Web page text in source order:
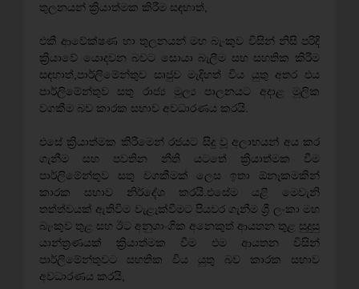
තුලනයන් ක්‍රියාත්මක කිරීම සඳහාත්,
එකී ආවේක්ෂණ හා තුලනයන් මහ බැංකුව විසින් නිසි පරිදි
ක්‍රියාවේ යොදවන බවට සොයා බැලීම සහ සහතික කිරීම
සඳහාත්,පාර්ලිමේන්තුව සෘජුව මැදිහත් විය යුතු අතර එය
පාර්ලිමේන්තුව සතු රාජ්‍ය මූල්‍ය පාලනයට අදාළ මූලික
වගකීම බව කාරක සභාව අවධාරණය කරයි.
එසේ ක්‍රියාත්මක කිරීමෙන් රජයට සිදු වූ අලාභයන් අය කර
ගැනීම සහ පවතින නීති යටතේ ක්‍රියාත්මක වීම
පාර්ලිමේන්තුව සතු වගකීමක් ලෙස ඉතා ඕනෑකමකින්
කාරක සභාව නිර්දේශ කරයි.එසේම යළි මෙවැනි
තත්ත්වයක් ඇතිවීම වැළැක්වීමට පියවර ගැනීම ශ්‍රී ලංකා මහ
බැංකුව තුළ සහ ඊට අනුශාංගික අනෙකුත් ආයතන තුළ සුදුසු
යාන්ත්‍රණයක් ක්‍රියාත්මක වීම එම ආයතන විසින්
පාර්ලිමේන්තුවට සහතික විය යුතු බව කාරක සභාව
අවධාරණය කරයි,